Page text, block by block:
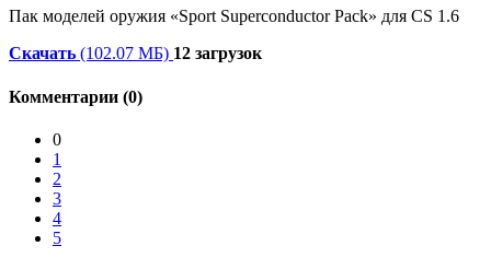
Пак моделей оружия «Sport Superconductor Pack» для CS 1.6
Скачать (102.07 МБ) 12 загрузок
Комментарии (0)
0
1
2
3
4
5